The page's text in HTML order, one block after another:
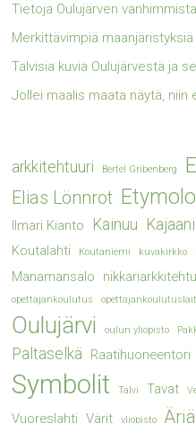
Tietoja Oulujärven
Merkittävimpiä
Talvisia kuvia Oulujärvestä ja
Jollei maalis maata näytä, niin
arkkitehtuuri Bertel Gribenberg
Elias Lönnrot
Ilmari Kianto
Kainuu Kajaani
Koutalahti Koutaniemi kuvakirkko
Manamansalo
opettajankoulutus
Oulujärvi oulun yliopisto
Paltaselkä Raatihuoneentori
Symbolit Talvi Tavat
Vuoreslahti Värit yliopisto Ärjä